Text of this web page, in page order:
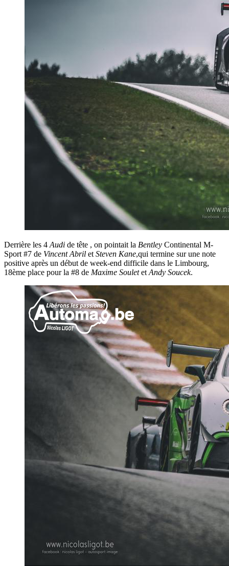
Derrière les 4Audi de tête , on pointait la Bentley Continental M-
Sport #7 de Vincent Abril etSteven Kane,qui termine sur une note
positive après un début de week-end difficile dans le Limbourg,
18ème place pour la #8 de Maxime SouletetAndy Soucek.